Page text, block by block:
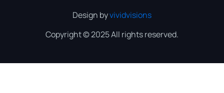
Design byvividvisions
Copyright © 2025 All rights reserved.